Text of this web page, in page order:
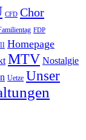
CFD Chor
FDP
Homepage
MTV Nostalgie
Uetze Unser